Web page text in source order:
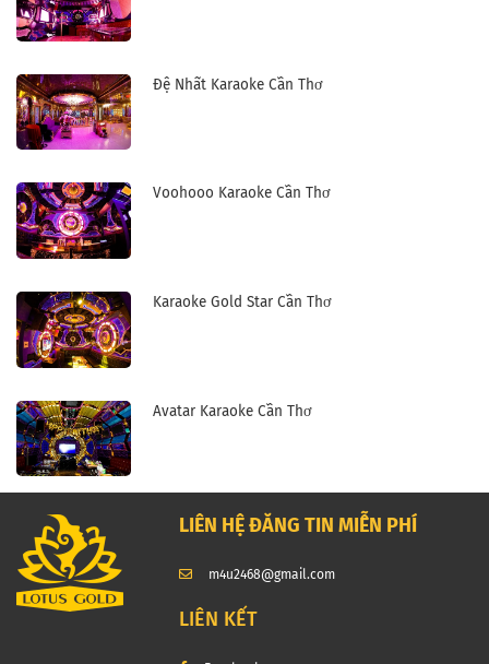
Đệ Nhất Karaoke Cần Thơ
Voohooo Karaoke Cần Thơ
Karaoke Gold Star Cần Thơ
Avatar Karaoke Cần Thơ
LIÊN HỆ ĐĂNG TIN MIỄN PHÍ
m4u2468@gmail.com
LIÊN KẾT